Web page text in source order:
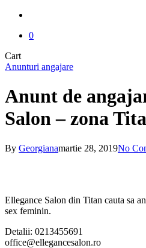
0
CartClose
Cart
Anunturi angajare
Anunt de
Salon – zona
By Georgianamartie 28, 2019No
Ellegance Salon din Titan cauta sa
sex feminin.
Detalii: 0213455691
office@ellegancesalon.ro